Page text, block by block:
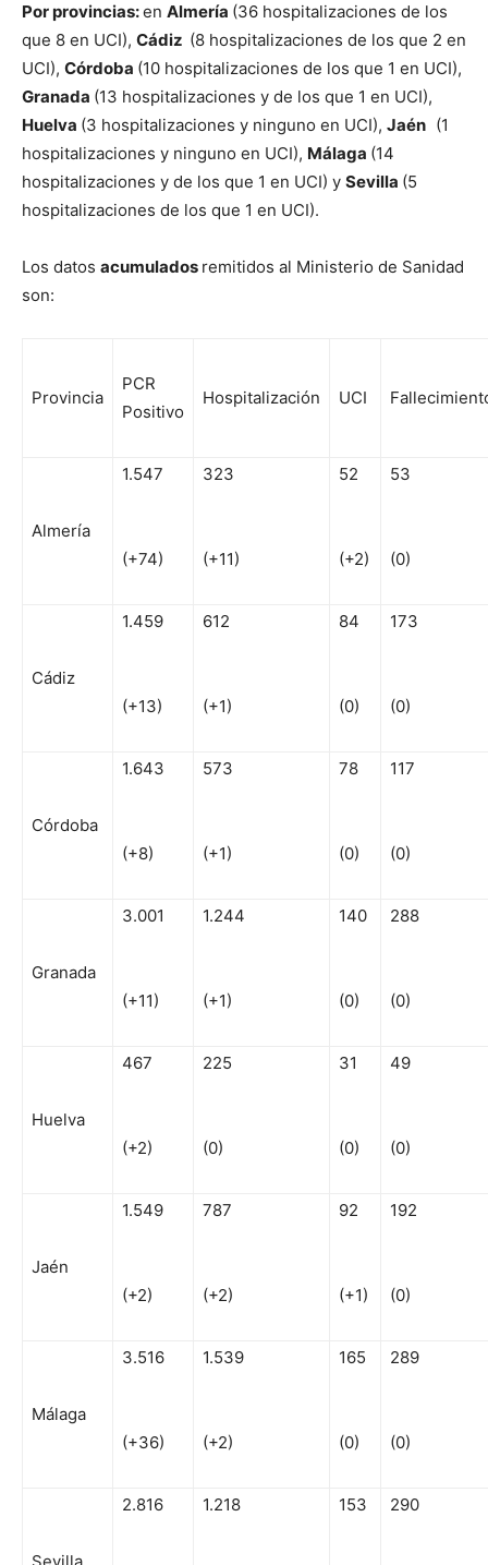
Por provincias:en Almería (36 hospitalizaciones de los
que 8 en UCI), Cádiz (8 hospitalizaciones de los que 2 en
UCI), Córdoba (10 hospitalizaciones de los que 1 en UCI),
Granada (13 hospitalizaciones y de los que 1 en UCI),
Huelva (3 hospitalizaciones y ninguno en UCI), Jaén (1
hospitalizaciones y ninguno en UCI), Málaga (14
hospitalizaciones y de los que 1 en UCI) y Sevilla (5
hospitalizaciones de los que 1 en UCI).
Los datos acumulados remitidos al Ministerio de Sanidad
son:
Provincia
PCR
Positivo
Hospitalización UCI
Almería
1.547
(+74)
323
(+11)
52
(+2)
53
(0)
Cádiz
1.459
(+13)
612
(+1)
84
(0)
173
(0)
Córdoba
1.643
(+8)
573
(+1)
78
(0)
117
(0)
Granada
3.001
(+11)
1.244
(+1)
140
(0)
288
(0)
Huelva
467
(+2)
225
(0)
31
(0)
49
(0)
Jaén
1.549
(+2)
787
(+2)
92
(+1)
192
(0)
Málaga
3.516
(+36)
1.539
(+2)
165
(0)
289
(0)
2.816 1.218 153 290